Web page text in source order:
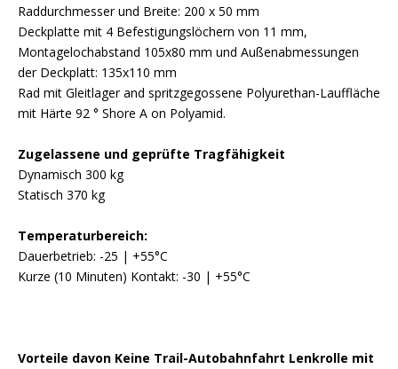
Raddurchmesser und Breite: 200 x 50 mm
Deckplatte mit 4 Befestigungslöchern von 11 mm,
Montagelochabstand 105x80 mm und Außenabmessungen
der Deckplatt: 135x110 mm
Rad mit Gleitlager and spritzgegossene Polyurethan-Lauffläche
mit Härte 92 ° Shore A on Polyamid.
Zugelassene und geprüfte Tragfähigkeit
Dynamisch 300 kg
Statisch 370 kg
Temperaturbereich:
Dauerbetrieb: -25 | +55°C
Kurze (10 Minuten) Kontakt: -30 | +55°C
Vorteile davon Keine Trail-Autobahnfahrt Lenkrolle mit